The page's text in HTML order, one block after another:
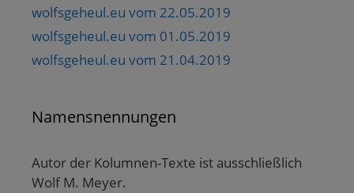
wolfsgeheul.eu vom 22.05.2019
wolfsgeheul.eu vom 01.05.2019
wolfsgeheul.eu vom 21.04.2019
Namensnennungen
Autor der Kolumnen-Texte ist ausschließlich
Wolf M. Meyer.